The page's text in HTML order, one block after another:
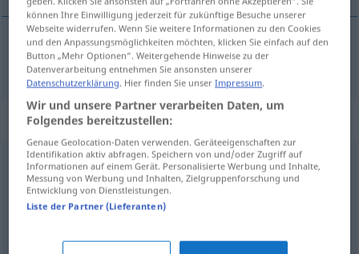
niestały,chwiejny, labilny labil
Synonyme für "labil"
anfällig,kränklich,schwächlich
prekär
können Ihre Einwilligung jederzeit für zukünftige Besuche unserer
Webseite widerrufen. Wenn Sie weitere Informationen zu den Cookies
und den Anpassungsmöglichkeiten möchten, klicken Sie einfach auf den
Button „Mehr Optionen“. Weitergehende Hinweise zu der
Datenverarbeitung entnehmen Sie ansonsten unserer
Datenschutzerklärung. Hier finden Sie unserImpressum.
Wir und unsere Partner verarbeiten Daten, um
Folgendes bereitzustellen:
Genaue Geolocation-Daten verwenden. Geräteeigenschaften zur
Identifikation aktiv abfragen. Speichern von und/oder Zugriff auf
Informationen auf einem Gerät. Personalisierte Werbung und Inhalte,
Messung von Werbung und Inhalten, Zielgruppenforschung und
Entwicklung von Dienstleistungen.
Liste der Partner (Lieferanten)